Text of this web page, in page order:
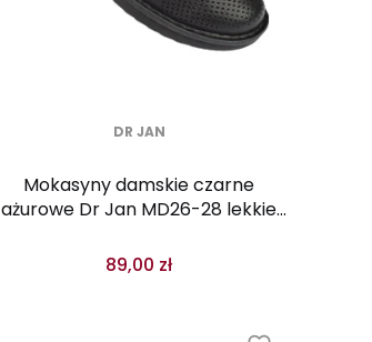
DR JAN
Mokasyny damskie czarne
ażurowe Dr Jan MD26-28 lekkie
89,00 zł